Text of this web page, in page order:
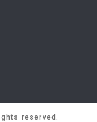
reserved.